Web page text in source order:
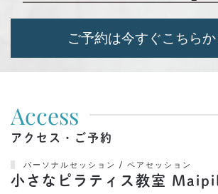
ご予約は今すぐこちらか
Access
アクセス・ご予約
パーソナルセッション / ペアセッション
小さなピラティス教室